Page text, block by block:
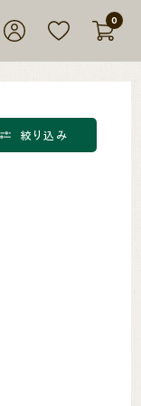
0
絞り込み